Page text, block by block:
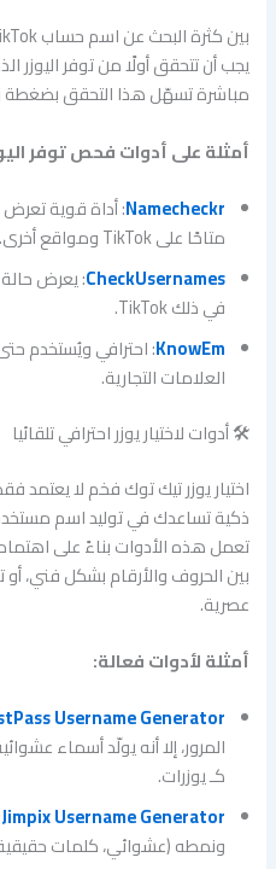
يجب أن تتحقق أولًا من توفر اليوزر
مباشرة تسهّل هذا التحقق بضغطة
أمثلة على أدوات فحص توفر
Namecheckr: أداة قوية
متاحًا على TikTok ومواقع أخرى.
CheckUsernames: يعرض
في ذلك TikTok.
KnowEm: احترافي ويُستخدم
العلامات التجارية.
🛠️ أدوات لاختيار يوزر احترافي تلقائيا
اختيار يوزر تيك توك فخم لا يعتمد
ذكية تساعدك في توليد اسم
تعمل هذه الأدوات بناءً على
عصرية.
أمثلة لأدوات فعالة:
Username Generator
المرور، إلا أنه يولّد أسماء
كـ يوزرات.
Jimpix Username Generator
ونمطه (عشوائي، كلمات